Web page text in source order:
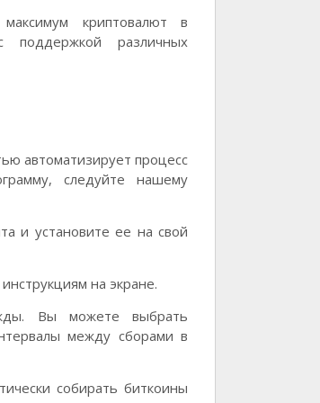
криптовалют в
поддержкой различных
автоматизирует процесс
следуйте нашему
и установите ее на свой
на экране.
Вы можете выбрать
между сборами в
собирать биткоины